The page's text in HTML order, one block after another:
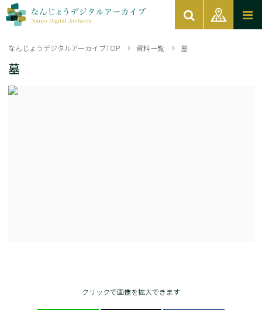
なんじょうデジタルアーカイブTOP 資料一覧 墓
墓
クリックで画像を拡大できます